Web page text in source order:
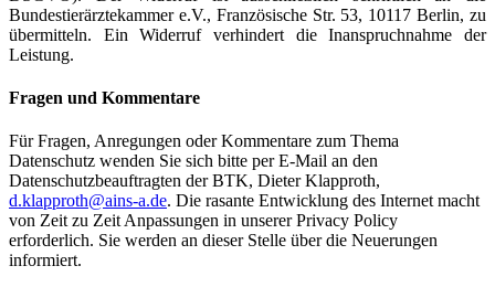
Bundestierärztekammer e.V., Französische Str. 53, 10117 Berlin, zu
übermitteln. Ein Widerruf verhindert die Inanspruchnahme der
Leistung.
Fragen und Kommentare
Für Fragen, Anregungen oder Kommentare zum Thema
Datenschutz wenden Sie sich bitte per E-Mail an den
Datenschutzbeauftragten der BTK, Dieter Klapproth,
d.klapproth@ains-a.de. Die rasante Entwicklung des Internet macht
von Zeit zu Zeit Anpassungen in unserer Privacy Policy
erforderlich. Sie werden an dieser Stelle über die Neuerungen
informiert.